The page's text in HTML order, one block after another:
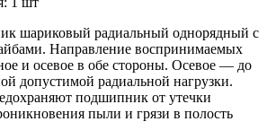
шариковый радиальный однорядный с
Направление воспринимаемых
и осевое в обе стороны. Осевое — до
допустимой радиальной нагрузки.
подшипник от утечки
пыли и грязи в полость